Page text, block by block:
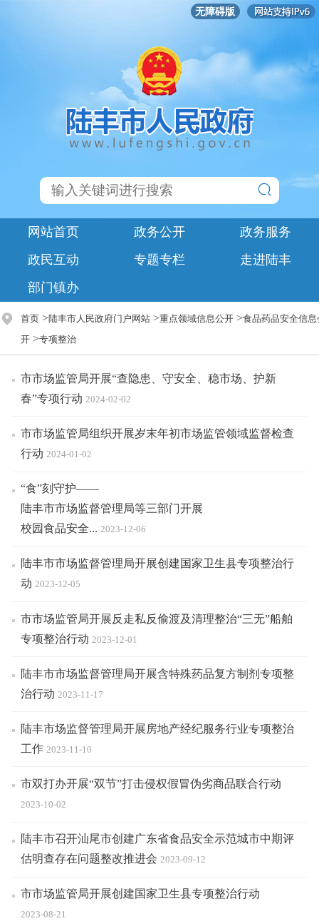
无障碍版
网站首页 政务公开
政务服务
政民互动
专题专栏
走进陆丰
部门镇办
首页>陆丰市人民政府门户网站>重点领域信息公开>食品药品安全信息
开>专项整治
市市场监管局开展“查隐患、守安全、稳市场、护新
春”专项行动 2024-02-02
市市场监管局组织开展岁末年初市场监管领域监督检查
行动 2024-01-02
“食”刻守护——
陆丰市市场监督管理局等三部门开展
校园食品安全... 2023-12-06
陆丰市市场监督管理局开展创建国家卫生县专项整治行
动 2023-12-05
市市场监管局开展反走私反偷渡及清理整治“三无”船舶
专项整治行动 2023-12-01
陆丰市市场监督管理局开展含特殊药品复方制剂专项整
治行动 2023-11-17
陆丰市场监督管理局开展房地产经纪服务行业专项整治
工作 2023-11-10
市双打办开展“双节”打击侵权假冒伪劣商品联合行动
2023-10-02
陆丰市召开汕尾市创建广东省食品安全示范城市中期评
估明查存在问题整改推进会 2023-09-12
市市场监管局开展创建国家卫生县专项整治行动
2023-08-21